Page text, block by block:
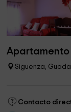
Apartamento
Siguenza,
Contacto